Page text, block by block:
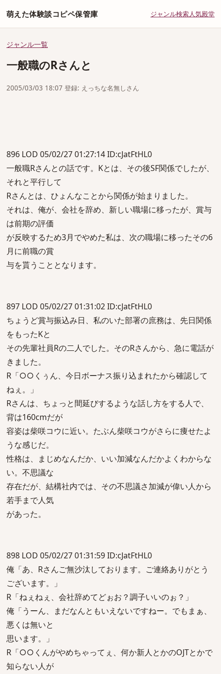
萌えた体験談コピペ保管庫 ジャンル検索人気殿堂
ジャンル一覧
一般職のRさんと
2005/03/03 18:07 登録: えっちな名無しさん
896 LOD 05/02/27 01:27:14 ID:cJatFtHL0
一般職Rさんとの話です。Kとは、その後SF関係でしたが、
それと平行して
Rさんとは、ひょんなことから関係が始まりました。
それは、俺が、会社を辞め、新しい職場に移ったが、賞与
は前期の評価
が反映するため3月でやめた私は、次の職場に移ったその6
月に前職の賞
与を貰うこととなります。
897 LOD 05/02/27 01:31:02 ID:cJatFtHL0
ちょうど賞与振込み日、私のいた部署の庶務は、先日関係
をもったKと
その先輩社員Rの二人でした。そのRさんから、急に電話が
きました。
R「○○くぅん、今日ボーナス振り込まれたから確認して
ねぇ。」
Rさんは、ちょっと間延びするような話し方をする人で、
背は160cmだが
容姿は柴咲コウに近い。たぶん柴咲コウがさらに痩せたよ
うな感じだ。
性格は、まじめなんだか、いい加減なんだかよくわからな
い。不思議な
存在だが、結構社内では、その不思議さ加減が偉い人から
若手まで人気
があった。
898 LOD 05/02/27 01:31:59 ID:cJatFtHL0
俺「あ、Rさんご無沙汰しております。ご連絡ありがとう
ございます。」
R「ねぇねぇ、会社辞めてどぉお？調子いいのぉ？」
俺「うーん、まだなんともいえないですねー。でもまぁ、
悪くは無いと
思います。」
R「○○くんがやめちゃってぇ、何か新人とかのOJTとかで
知らない人が